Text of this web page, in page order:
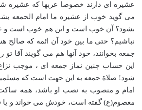
عشیره ای دارند خصوصا عربها که عشیره
می گوید خوب از عشیره ما امام الجمعه
بشود؟ آن خوب است و این هم خوب است و
نباشیم؟ حتی ما بین خود آن ائمه که صالح
جمعه بخوانند، خود آنها هم می گویند آقا
این حساب چنین نماز جمعه ای ، موجب
شود! صلاة جمعه به این جهت است که
امام و منصوب به نصب او باشد، همه
معصوم(ع) گفته است، خودش می خواند و یا